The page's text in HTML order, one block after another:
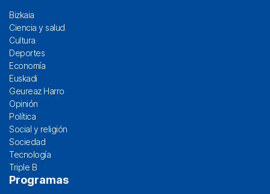
Bizkaia
Ciencia y salud
Cultura
Deportes
Economía
Euskadi
Geureaz Harro
Opinión
Política
Social y religión
Sociedad
Tecnología
Triple B
Programas